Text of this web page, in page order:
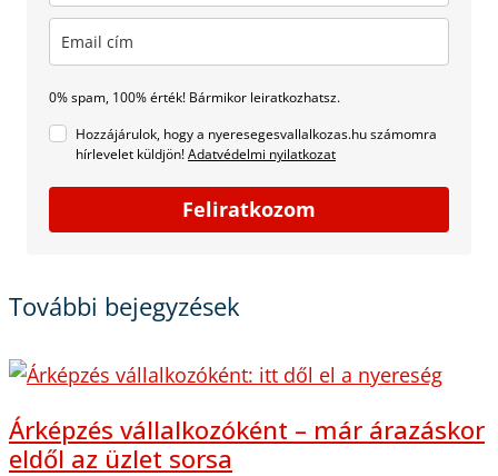
0% spam, 100% érték! Bármikor leiratkozhatsz.
Hozzájárulok, hogy a nyeresegesvallalkozas.hu számomra
hírlevelet küldjön!Adatvédelmi nyilatkozat
Feliratkozom
További bejegyzések
Árképzés vállalkozóként – már árazáskor
eldől az üzlet sorsa